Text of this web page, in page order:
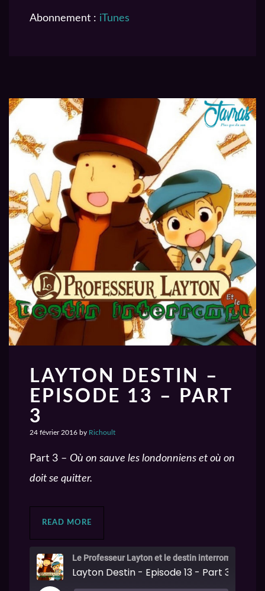
Abonnement : iTunes
LAYTON DESTIN –
EPISODE 13 – PART
3
24 février 2016 by Richoult
Part 3 – Où on sauve les londonniens et où on
doit se quitter.
READ MORE
Le Professeur Layton et le destin interrompu
Layton Destin - Episode 13 - Part 3